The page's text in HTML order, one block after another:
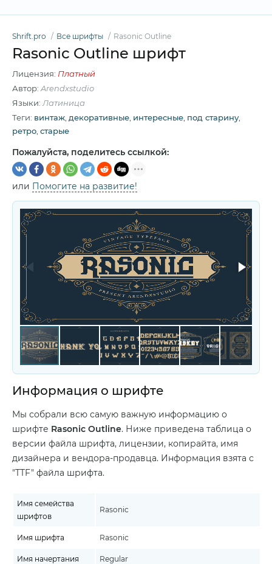
Shrift.pro Все шрифты Rasonic Outline
Rasonic Outline шрифт
Лицензия: Платный
Автор: Arendxstudio
Языки: Латиница
Теги: винтаж декоративные интересные под старину,
ретро старые
Пожалуйста, поделитесь ссылкой:
или Помогите на развитие!
Информация о шрифте
Мы собрали всю самую важную информацию о
шрифте Rasonic Outline. Ниже приведена таблица о
версии файла шрифта, лицензии, копирайта, имя
дизайнера и вендора-продавца. Информация взята с
"TTF" файла шрифта.
Имя семейства
шрифтов
Rasonic
Имя шрифта Rasonic
Имя начертания Regular